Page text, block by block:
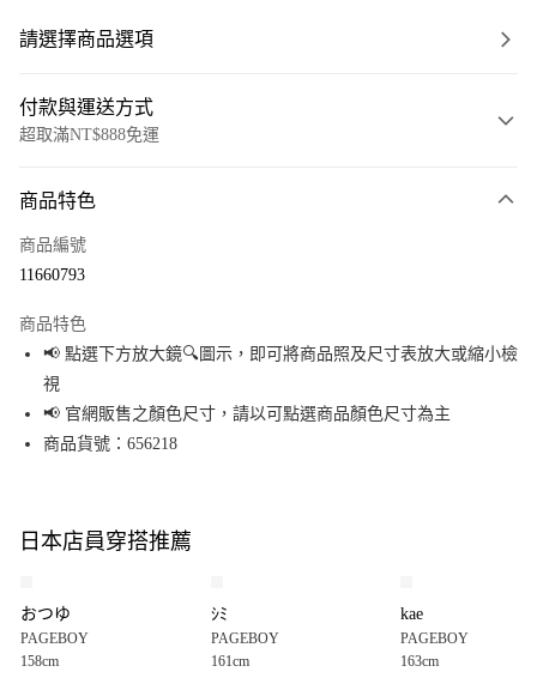
請選擇商品選項
付款與運送方式
超取滿NT$888免運
信用卡一次付款
Apple Pay
街口支付
悠遊付
全盈+PAY
【大哥付你分期使用說明】
1.本服務由台灣大哥大提供，台灣大哥大用戶可立即使用無須另外申請。
2.付款方式選擇「大哥付你分期」，訂單成立後會自動跳轉到大哥付的交易
AFTEE先享後付
商品特色
商品編號
11660793
商品特色
📢 點選下方放大鏡🔍圖示，即可將商品照及尺寸表放大或縮小檢
視
📢 官網販售之顏色尺寸，請以可點選商品顏色尺寸為主
商品貨號：656218
日本店員穿搭推薦
おつゆ
PAGEBOY
158cm
ｼﾐ
PAGEBOY
161cm
kae
PAGEBOY
163cm